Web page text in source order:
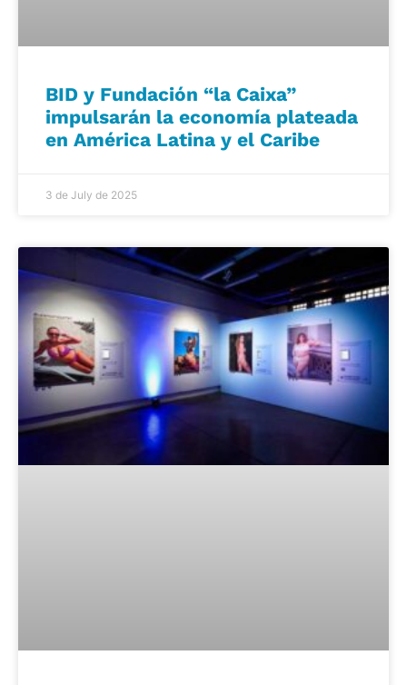
BID y Fundación “la Caixa”
impulsarán la economía plateada
en América Latina y el Caribe
3 de July de 2025